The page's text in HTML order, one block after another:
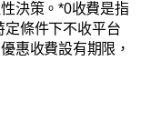
決策。*0收費是指
定條件下不收平台
惠收費設有期限，